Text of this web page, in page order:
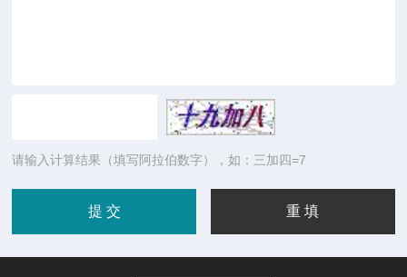
请输入计算结果（填写阿拉伯数字），如：三加四=7